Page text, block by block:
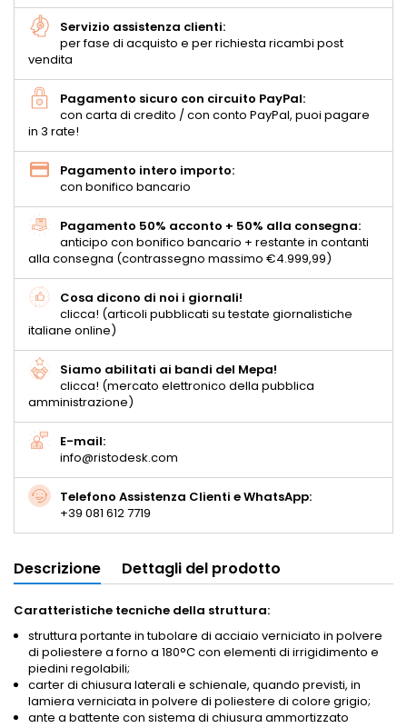
Servizio assistenza clienti:
per fase di acquisto e per richiesta ricambi post
vendita
Pagamento sicuro con circuito PayPal:
con carta di credito / con conto PayPal, puoi pagare
in 3 rate!
Pagamento intero importo:
con bonifico bancario
Pagamento 50% acconto + 50% alla consegna:
anticipo con bonifico bancario + restante in contanti
alla consegna (contrassegno massimo €4.999,99)
Cosa dicono di noi i giornali!
clicca! (articoli pubblicati su testate giornalistiche
italiane online)
Siamo abilitati ai bandi del Mepa!
clicca! (mercato elettronico della pubblica
amministrazione)
E-mail:
info@ristodesk.com
Telefono Assistenza Clienti e WhatsApp:
+39 081 612 7719
Descrizione Dettagli del prodotto
Caratteristiche tecniche della struttura:
struttura portante in tubolare di acciaio verniciato in polvere
di poliestere a forno a 180°C con elementi di irrigidimento e
piedini regolabili;
carter di chiusura laterali e schienale, quando previsti, in
lamiera verniciata in polvere di poliestere di colore grigio;
ante a battente con sistema di chiusura ammortizzato